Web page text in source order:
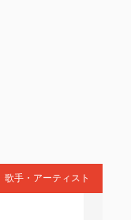
歌手・アーティスト